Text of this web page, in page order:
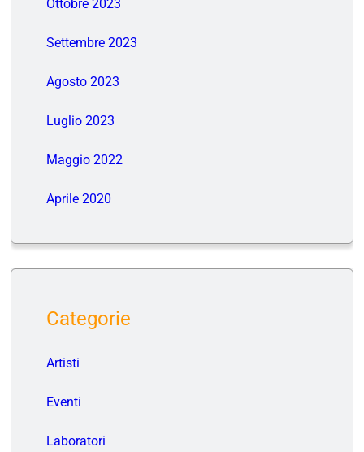
Ottobre 2023
Settembre 2023
Agosto 2023
Luglio 2023
Maggio 2022
Aprile 2020
Categorie
Artisti
Eventi
Laboratori